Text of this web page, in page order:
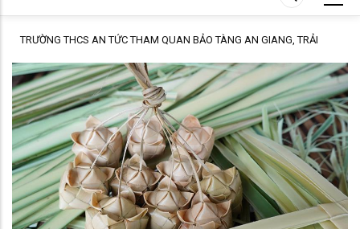
TRƯỜNG THCS AN TỨC THAM QUAN BẢO TÀNG AN GIANG, TRẢI
NGHIỆM TẠI CỒN ÉN